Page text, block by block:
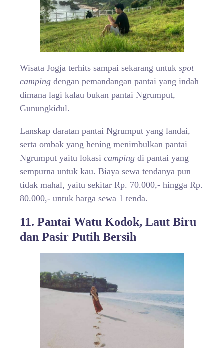
Wisata Jogja terhits sampai sekarang untuk spot
camping dengan pemandangan pantai yang indah
dimana lagi kalau bukan pantai Ngrumput,
Gunungkidul.
Lanskap daratan pantai Ngrumput yang landai,
serta ombak yang hening menimbulkan pantai
Ngrumput yaitu lokasi camping di pantai yang
sempurna untuk kau. Biaya sewa tendanya pun
tidak mahal, yaitu sekitar Rp. 70.000,- hingga Rp.
80.000,- untuk harga sewa 1 tenda.
11. Pantai Watu Kodok, Laut Biru
dan Pasir Putih Bersih